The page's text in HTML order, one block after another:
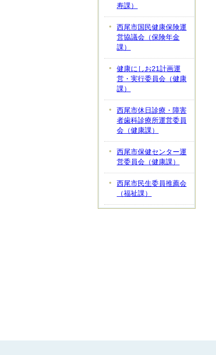
寿課）
西尾市国民健康保険運
営協議会（保険年金
課）
健康にしお21計画運
営・実行委員会（健康
課）
西尾市休日診療・障害
者歯科診療所運営委員
会（健康課）
西尾市保健センター運
営委員会（健康課）
西尾市民生委員推薦会
（福祉課）